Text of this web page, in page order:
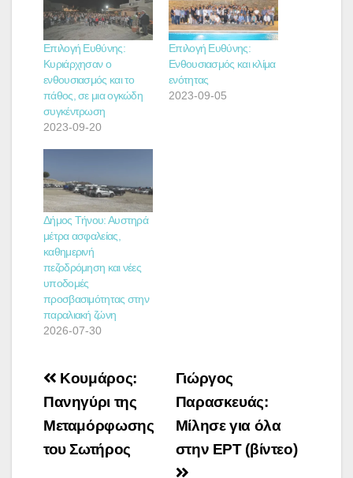
Επιλογή Ευθύνης:
Κυριάρχησαν ο
ενθουσιασμός και το
πάθος, σε μια ογκώδη
συγκέντρωση
2023-09-20
Επιλογή Ευθύνης:
Ενθουσιασμός και κλίμα
ενότητας
2023-09-05
Δήμος Τήνου: Αυστηρά
μέτρα ασφαλείας,
καθημερινή
πεζοδρόμηση και νέες
υποδομές
προσβασιμότητας στην
παραλιακή ζώνη
2026-07-30
Πλοήγηση
άρθρων
Γιώργος
Παρασκευάς:
Μίλησε για όλα
στην ΕΡΤ (βίντεο)
Κουμάρος:
Πανηγύρι της
Μεταμόρφωσης
του Σωτήρος